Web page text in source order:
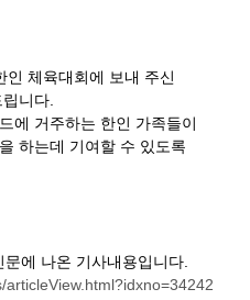
체육대회에 보내 주신
니다.
에 거주하는 한인 가족들이
하는데 기여할 수 있도록
에 나온 기사내용입니다.